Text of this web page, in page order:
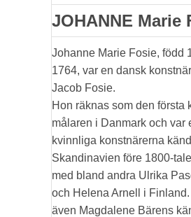
JOHANNE Marie
Johanne Marie Fosie, född
1764, var en dansk
Jacob Fosie.
Hon räknas som den första
målaren i Danmark och var
kvinnliga konstnärerna
Skandinavien före 1800-
med bland andra Ulrika
och Helena Arnell i
även Magdalene Bärens